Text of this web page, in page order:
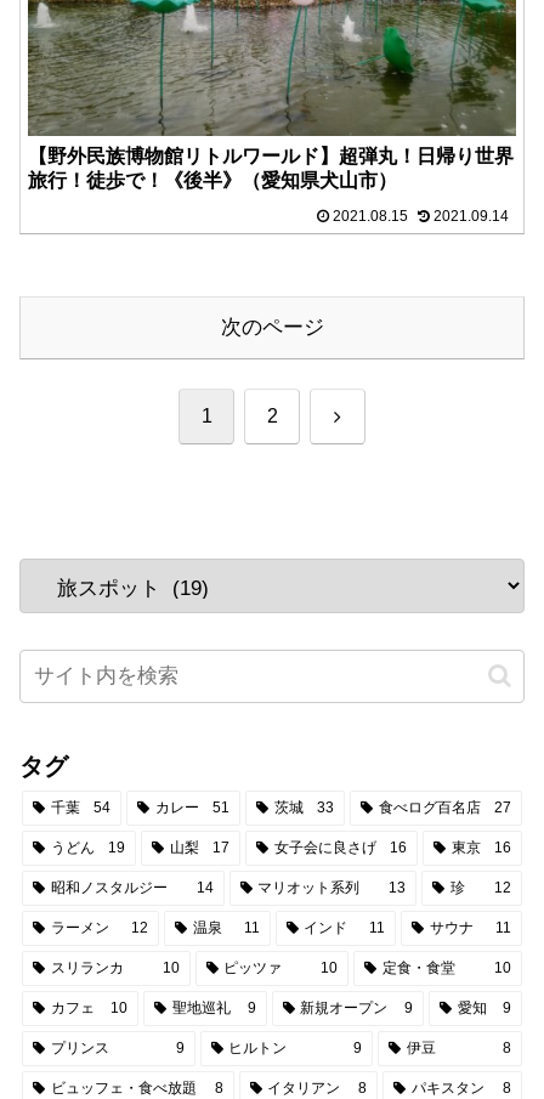
【野外民族博物館リトルワールド】超弾丸！日帰り世界
旅行！徒歩で！《後半》（愛知県犬山市）
2021.08.15 2021.09.14
次のページ
1 2 次
タグ
千葉 54 カレー 51 茨城 33 食べログ百名店 27
うどん 19 山梨 17 女子会に良さげ 16 東京 16
昭和ノスタルジー 14 マリオット系列 13 珍 12
ラーメン 12 温泉 11 インド 11 サウナ 11
スリランカ 10 ピッツァ 10 定食・食堂 10
カフェ 10 聖地巡礼 9 新規オープン 9 愛知 9
プリンス 9 ヒルトン 9 伊豆 8
ビュッフェ・食べ放題 8 イタリアン 8 パキスタン 8